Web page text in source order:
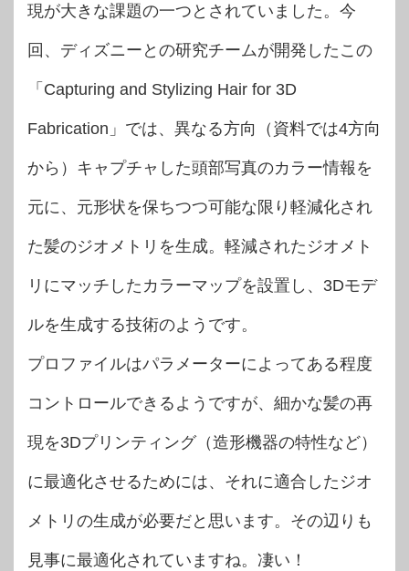
現が大きな課題の一つとされていました。今
回、ディズニーとの研究チームが開発したこの
「Capturing and Stylizing Hair for 3D
Fabrication」では、異なる方向（資料では4方向
から）キャプチャした頭部写真のカラー情報を
元に、元形状を保ちつつ可能な限り軽減化され
た髪のジオメトリを生成。軽減されたジオメト
リにマッチしたカラーマップを設置し、3Dモデ
ルを生成する技術のようです。
プロファイルはパラメーターによってある程度
コントロールできるようですが、細かな髪の再
現を3Dプリンティング（造形機器の特性など）
に最適化させるためには、それに適合したジオ
メトリの生成が必要だと思います。その辺りも
見事に最適化されていますね。凄い！